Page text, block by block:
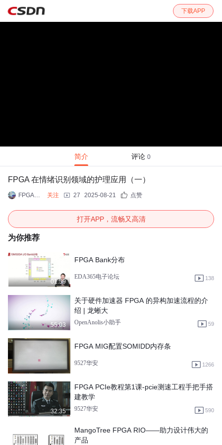
下载APP
简介 评论 0
FPGA 在情绪识别领域的护理应用（一）
FPGA+护理+人工智能 关注 27 2025-08-21 点赞
打开APP，流畅又高清
为你推荐
01:59
FPGA Bank分布
EDA365电子论坛 138
55:03
关于硬件加速器 FPGA 的异构加速流程的介
绍 | 龙蜥大
OpenAnolis小助手 59
FPGA MIG配置SOMIDD内存条
9527华安 1266
32:35
FPGA PCIe教程第1课-pcie测速工程手把手搭
建教学
9527华安 590
MangoTree FPGA RIO——助力设计伟大的
产品